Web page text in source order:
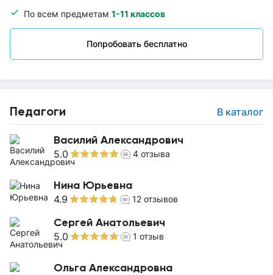
По всем предметам 1-11 классов
Попробовать бесплатно
Педагоги В каталог
Василий Александрович
5.0 4 отзыва
Нина Юрьевна
4.9 12 отзывов
Сергей Анатольевич
5.0 1 отзыв
Ольга Александровна